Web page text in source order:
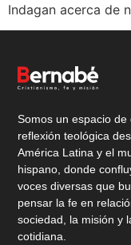
Indagan acerca de
Somos un espacio de
reflexión teológica
América Latina y el
hispano, donde
voces diversas que
pensar la fe en
sociedad, la misión y
cotidiana.